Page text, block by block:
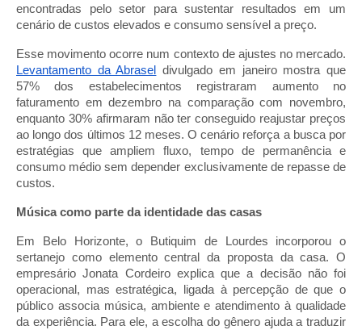
encontradas pelo setor para sustentar resultados em um
cenário de custos elevados e consumo sensível a preço.
Esse movimento ocorre num contexto de ajustes no mercado.
Levantamento da Abrasel
divulgado em janeiro mostra que
57% dos estabelecimentos registraram aumento no
faturamento em dezembro na comparação com novembro,
enquanto 30% afirmaram não ter conseguido reajustar preços
ao longo dos últimos 12 meses. O cenário reforça a busca por
estratégias que ampliem fluxo, tempo de permanência e
consumo médio sem depender exclusivamente de repasse de
custos.
Música como parte da identidade das casas
Em Belo Horizonte, o Butiquim de Lourdes incorporou o
sertanejo como elemento central da proposta da casa. O
empresário Jonata Cordeiro explica que a decisão não foi
operacional, mas estratégica, ligada à percepção de que o
público associa música, ambiente e atendimento à qualidade
da experiência. Para ele, a escolha do gênero ajuda a traduzir